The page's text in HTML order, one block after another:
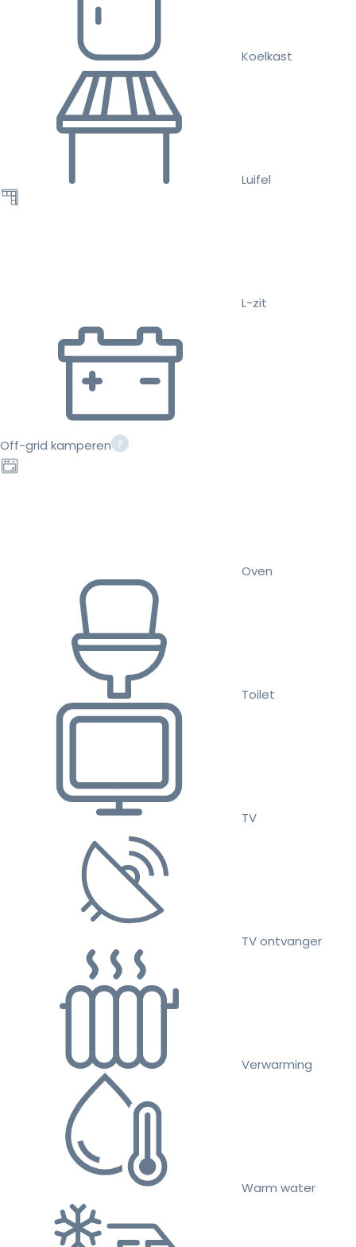
Koelkast
Luifel
L-zit
Off-grid kamperen
Oven
Toilet
TV
TV ontvanger
Verwarming
Warm water